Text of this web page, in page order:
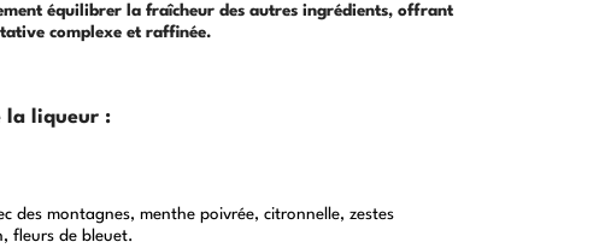
équilibrer la fraîcheur des autres ingrédients, offrant
complexe et raffinée.
la liqueur :
des montagnes, menthe poivrée, citronnelle, zestes
fleurs de bleuet.